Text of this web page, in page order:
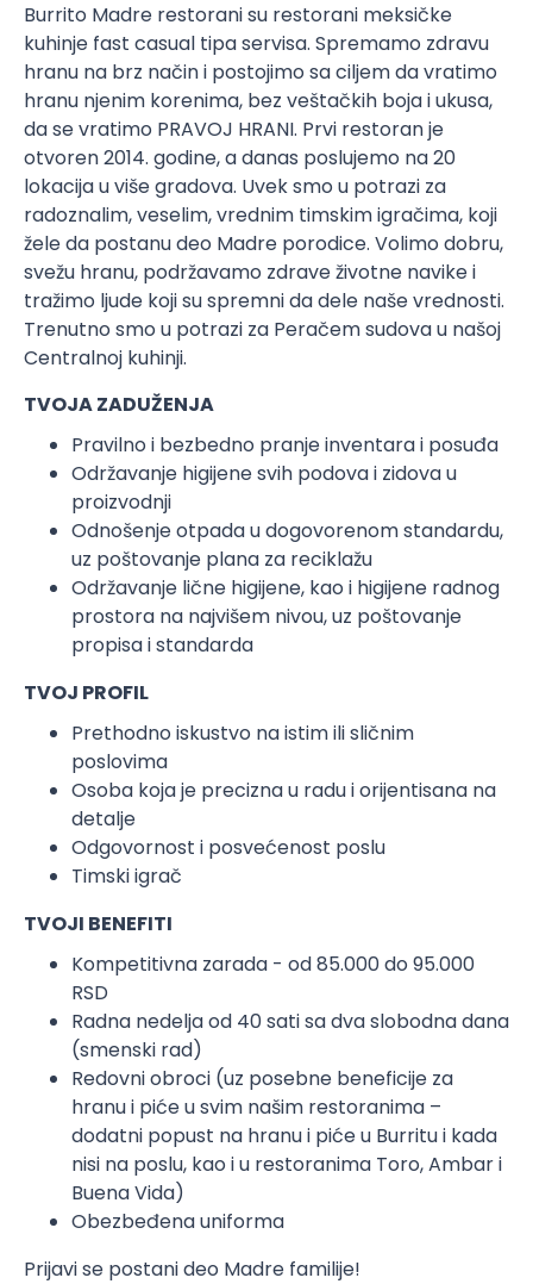
Burrito Madre restorani su restorani meksičke
kuhinje fast casual tipa servisa. Spremamo zdravu
hranu na brz način i postojimo sa ciljem da vratimo
hranu njenim korenima, bez veštačkih boja i ukusa,
da se vratimo PRAVOJ HRANI. Prvi restoran je
otvoren 2014. godine, a danas poslujemo na 20
lokacija u više gradova. Uvek smo u potrazi za
radoznalim, veselim, vrednim timskim igračima, koji
žele da postanu deo Madre porodice. Volimo dobru,
svežu hranu, podržavamo zdrave životne navike i
tražimo ljude koji su spremni da dele naše vrednosti.
Trenutno smo u potrazi za Peračem sudova u našoj
Centralnoj kuhinji.
TVOJA ZADUŽENJA
Pravilno i bezbedno pranje inventara i posuđa
Održavanje higijene svih podova i zidova u
proizvodnji
Odnošenje otpada u dogovorenom standardu,
uz poštovanje plana za reciklažu
Održavanje lične higijene, kao i higijene radnog
prostora na najvišem nivou, uz poštovanje
propisa i standarda
TVOJ PROFIL
Prethodno iskustvo na istim ili sličnim
poslovima
Osoba koja je precizna u radu i orijentisana na
detalje
Odgovornost i posvećenost poslu
Timski igrač
TVOJI BENEFITI
Kompetitivna zarada - od 85.000 do 95.000
RSD
Radna nedelja od 40 sati sa dva slobodna dana
(smenski rad)
Redovni obroci (uz posebne beneficije za
hranu i piće u svim našim restoranima –
dodatni popust na hranu i piće u Burritu i kada
nisi na poslu, kao i u restoranima Toro, Ambar i
Buena Vida)
Obezbeđena uniforma
Prijavi se postani deo Madre familije!